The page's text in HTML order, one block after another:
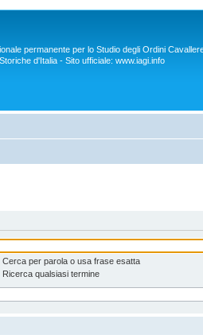
permanente per lo Studio degli Ordini
d'Italia - Sito ufficiale: www.iagi.info
Cerca per parola o usa frase esatta
Ricerca qualsiasi termine